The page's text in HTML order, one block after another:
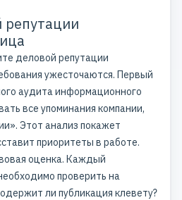
деловой репутации
ужесточаются. Первый
аудита информационного
все упоминания компании,
Этот анализ покажет
приоритеты в работе.
оценка. Каждый
проверить на
ли публикация клевету?